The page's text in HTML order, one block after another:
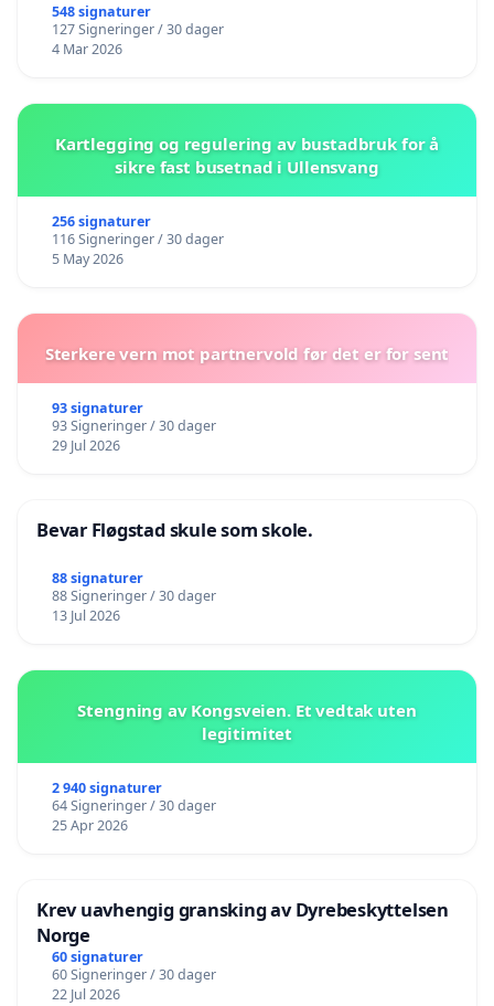
548 signaturer
127 Signeringer / 30 dager
4 Mar 2026
Kartlegging og regulering av bustadbruk for å
sikre fast busetnad i Ullensvang
256 signaturer
116 Signeringer / 30 dager
5 May 2026
Sterkere vern mot partnervold før det er for sent
93 signaturer
93 Signeringer / 30 dager
29 Jul 2026
Bevar Fløgstad skule som skole.
88 signaturer
88 Signeringer / 30 dager
13 Jul 2026
Stengning av Kongsveien. Et vedtak uten
legitimitet
2 940 signaturer
64 Signeringer / 30 dager
25 Apr 2026
Krev uavhengig gransking av Dyrebeskyttelsen
Norge
60 signaturer
60 Signeringer / 30 dager
22 Jul 2026